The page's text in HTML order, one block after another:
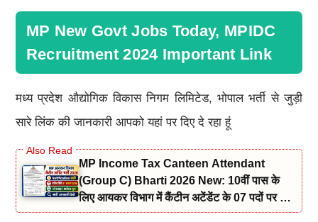
MP New Govt Jobs Today, MPIDC
Recruitment 2024 Important Link
मध्य प्रदेश औद्योगिक विकास निगम लिमिटेड, भोपाल भर्ती से जुड़ी
सारे लिंक की जानकारी आपको यहां पर दिए दे रहा हूं
MP Income Tax Canteen Attendant
(Group C) Bharti 2026 New: 10वीं पास के
लिए आयकर विभाग में कैंटीन अटेंडेंट के 07 पदों पर भर्ती
नोटिफिकेशन और आवेदन जारी